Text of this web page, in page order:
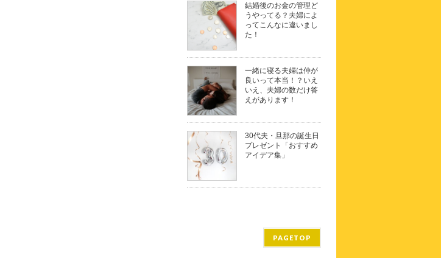
結婚後のお金の管理ど
うやってる？夫婦によ
ってこんなに違いまし
た！
一緒に寝る夫婦は仲が
良いって本当！？いえ
いえ、夫婦の数だけ答
えがあります！
30代夫・旦那の誕生日
プレゼント「おすすめ
アイデア集」
PAGETOP